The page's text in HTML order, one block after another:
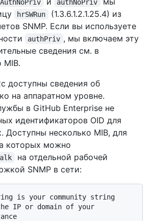
authNoPriv
hrSWRun
(1.3.6.1.2.1.25.4) из
SNMP. Если вы используете
authPriv , мы включаем эту
сведения см. в
MIB.
доступны сведения об
на аппаратном уровне.
в GitHub Enterprise не
идентификаторов OID для
Доступны несколько MIB, для
которых можно
на отдельной рабочей
SNMP в сети:
is your community string
IP or domain of your